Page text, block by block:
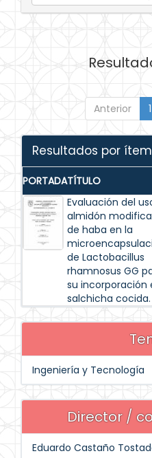
Anterior 1
Resultados por
PORTADATÍTULO
Evaluación del
almidón
de haba en la
de Lactobacillus
rhamnosus GG
su incorporación
salchicha cocida.
Ingeniería y Tecnología
Director /
Eduardo Castaño